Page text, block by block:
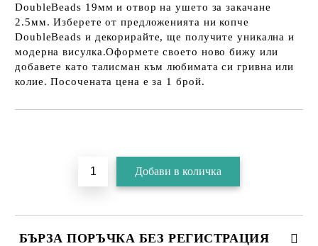
DoubleBeads 19мм и отвор на ушето за закачане
2.5мм. Изберете от предложенията ни копче
DoubleBeads и декорирайте, ще получите уникална и
модерна висулка.Оформете своето ново бижу или
добавете като талисман към любимата си гривна или
колие. Посочената цена е за 1 брой.
БЪРЗА ПОРЪЧКА БЕЗ РЕГИСТРАЦИЯ